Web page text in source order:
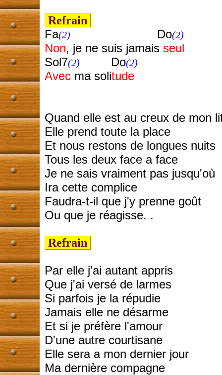
Refrain
Fa(2) Do(2)
Non, je ne suis jamais seul
Sol7(2) Do(2)
Avec ma solitude
Quand elle est au creux de mon
Elle prend toute la place
Et nous restons de longues nuits
Tous les deux face a face
Je ne sais vraiment pas jusqu'où
Ira cette complice
Faudra-t-il que j'y prenne goût
Ou que je réagisse. .
Refrain
Par elle j'ai autant appris
Que j'ai versé de larmes
Si parfois je la répudie
Jamais elle ne désarme
Et si je préfère l'amour
D'une autre courtisane
Elle sera a mon dernier jour
Ma dernière compagne